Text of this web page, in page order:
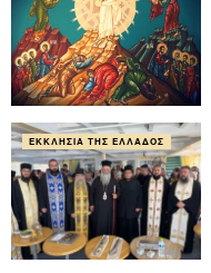
ΕΚΚΛΗΣΊΑ ΤΗΣ ΕΛΛΆΔΟΣ